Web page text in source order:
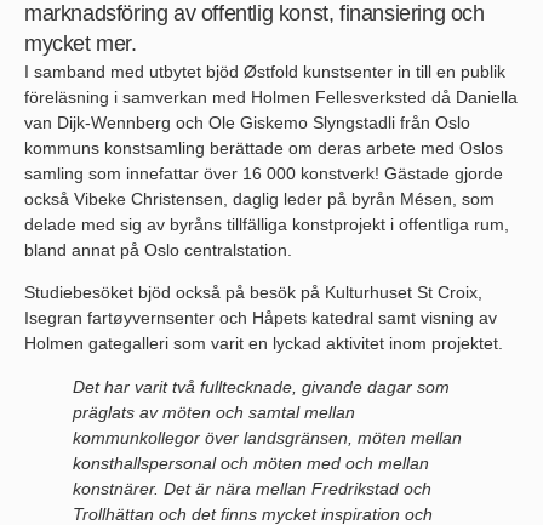
marknadsföring av offentlig konst, finansiering och
mycket mer.
I samband med utbytet bjöd Østfold kunstsenter in till en publik
föreläsning i samverkan med Holmen Fellesverksted då Daniella
van Dijk-Wennberg och Ole Giskemo Slyngstadli från Oslo
kommuns konstsamling berättade om deras arbete med Oslos
samling som innefattar över 16 000 konstverk! Gästade gjorde
också Vibeke Christensen, daglig leder på byrån Mésen, som
delade med sig av byråns tillfälliga konstprojekt i offentliga rum,
bland annat på Oslo centralstation.
Studiebesöket bjöd också på besök på Kulturhuset St Croix,
Isegran fartøyvernsenter och Håpets katedral samt visning av
Holmen gategalleri som varit en lyckad aktivitet inom projektet.
Det har varit två fulltecknade, givande dagar som
präglats av möten och samtal mellan
kommunkollegor över landsgränsen, möten mellan
konsthallspersonal och möten med och mellan
konstnärer. Det är nära mellan Fredrikstad och
Trollhättan och det finns mycket inspiration och